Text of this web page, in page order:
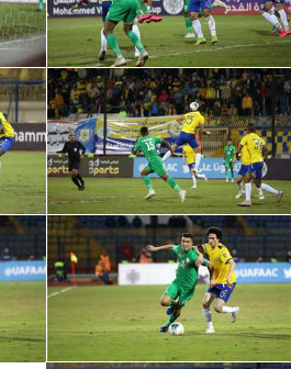
كرة طائرة
الوطن العربي
في المونديال
رياضة نسائية
آسيا
أمريكا
ركن الألعاب
أقسام خاصة